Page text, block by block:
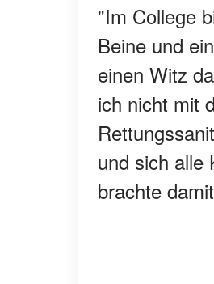
"Im College
Beine und
einen Witz
ich nicht mit
und sich alle
brachte